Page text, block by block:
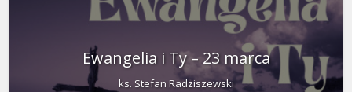
Ewangelia i Ty – 23 marca
ks. Stefan Radziszewski